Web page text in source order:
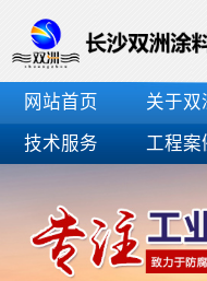
网站首页 关于双
技术服务 工程案